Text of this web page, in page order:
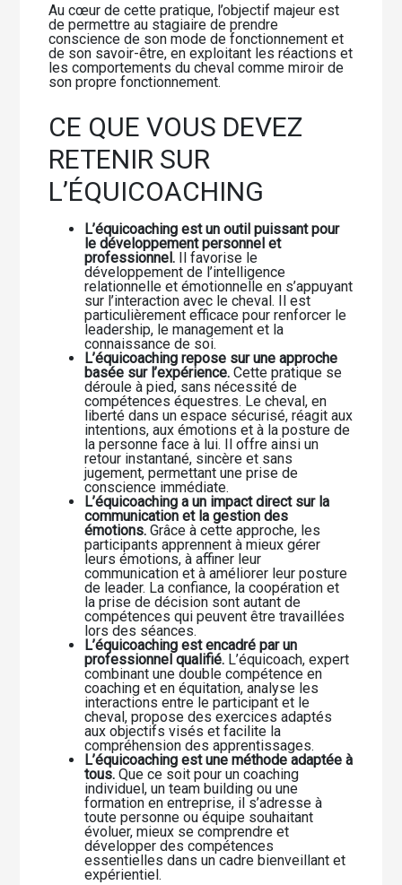
Au cœur de cette pratique, l’objectif majeur est
de permettre au stagiaire de prendre
conscience de son mode de fonctionnement et
de son savoir-être, en exploitant les réactions et
les comportements du cheval comme miroir de
son propre fonctionnement.
CE QUE VOUS DEVEZ
RETENIR SUR
L’ÉQUICOACHING
L’équicoaching est un outil puissant pour
le développement personnel et
professionnel. Il favorise le
développement de l’intelligence
relationnelle et émotionnelle en s’appuyant
sur l’interaction avec le cheval. Il est
particulièrement efficace pour renforcer le
leadership, le management et la
connaissance de soi.
L’équicoaching repose sur une approche
basée sur l’expérience. Cette pratique se
déroule à pied, sans nécessité de
compétences équestres. Le cheval, en
liberté dans un espace sécurisé, réagit aux
intentions, aux émotions et à la posture de
la personne face à lui. Il offre ainsi un
retour instantané, sincère et sans
jugement, permettant une prise de
conscience immédiate.
L’équicoaching a un impact direct sur la
communication et la gestion des
émotions. Grâce à cette approche, les
participants apprennent à mieux gérer
leurs émotions, à affiner leur
communication et à améliorer leur posture
de leader. La confiance, la coopération et
la prise de décision sont autant de
compétences qui peuvent être travaillées
lors des séances.
L’équicoaching est encadré par un
professionnel qualifié. L’équicoach, expert
combinant une double compétence en
coaching et en équitation, analyse les
interactions entre le participant et le
cheval, propose des exercices adaptés
aux objectifs visés et facilite la
compréhension des apprentissages.
L’équicoaching est une méthode adaptée à
tous. Que ce soit pour un coaching
individuel, un team building ou une
formation en entreprise, il s’adresse à
toute personne ou équipe souhaitant
évoluer, mieux se comprendre et
développer des compétences
essentielles dans un cadre bienveillant et
expérientiel.